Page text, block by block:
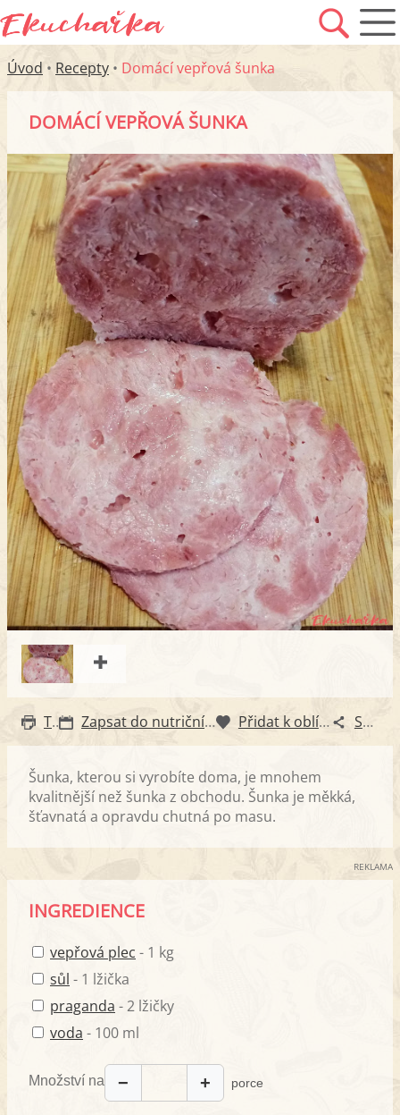
Úvod • Recepty • Domácí vepřová šunka
DOMÁCÍ VEPŘOVÁ ŠUNKA
Tisk Zapsat do nutričního diáře Přidat k oblíbeným Sdílet
Šunka, kterou si vyrobíte doma, je mnohem
kvalitnější než šunka z obchodu. Šunka je měkká,
šťavnatá a opravdu chutná po masu.
REKLAMA
INGREDIENCE
vepřová plec - 1 kg
sůl - 1 lžička
praganda - 2 lžičky
voda - 100 ml
Množství na − + porce